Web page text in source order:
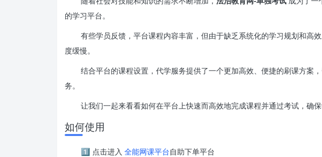
的学习平台。
有些学员反馈，平台课程内容丰富，但由于缺乏系统化的学习规划和高
度缓慢。
结合平台的课程设置，代学服务提供了一个更加高效、便捷的刷课方案
务。
让我们一起来看看如何在平台上快速而高效地完成课程并通过考试，确保
如何使用
1️⃣ 点击进入 全能网课平台自助下单平台